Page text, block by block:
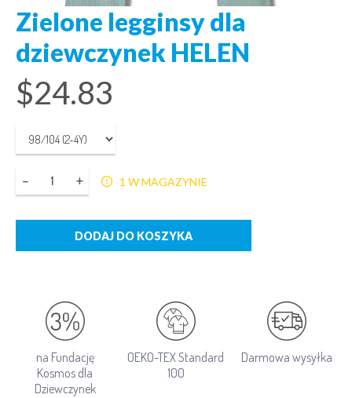
Zielone legginsy dla
dziewczynek HELEN
$24.83
1 W MAGAZYNIE
DODAJ DO KOSZYKA
na Fundację
Kosmos dla
Dziewczynek
OEKO-TEX Standard
100
Darmowa wysyłka